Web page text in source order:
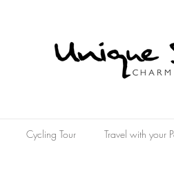
Cycling Tour Travel with your